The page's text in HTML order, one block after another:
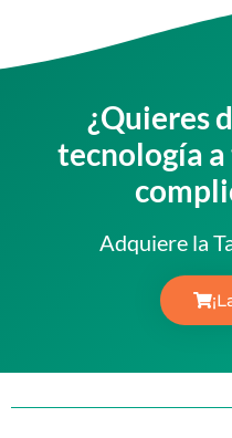
¿Quieres
tecnología
Adquiere la